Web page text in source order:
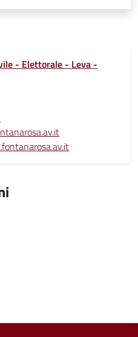
- Elettorale - Leva -